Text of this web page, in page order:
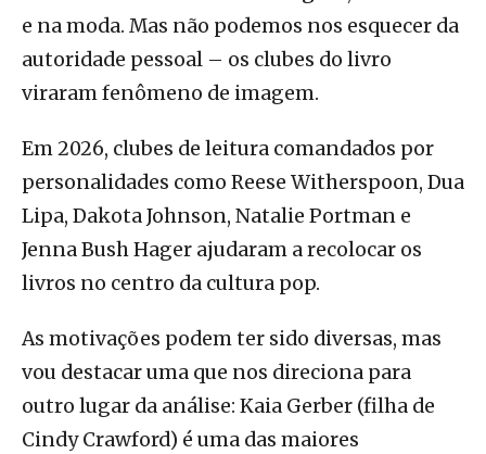
e na moda. Mas não podemos nos esquecer da
autoridade pessoal – os clubes do livro
viraram fenômeno de imagem.
Em 2026, clubes de leitura comandados por
personalidades como Reese Witherspoon, Dua
Lipa, Dakota Johnson, Natalie Portman e
Jenna Bush Hager ajudaram a recolocar os
livros no centro da cultura pop.
As motivações podem ter sido diversas, mas
vou destacar uma que nos direciona para
outro lugar da análise: Kaia Gerber (filha de
Cindy Crawford) é uma das maiores